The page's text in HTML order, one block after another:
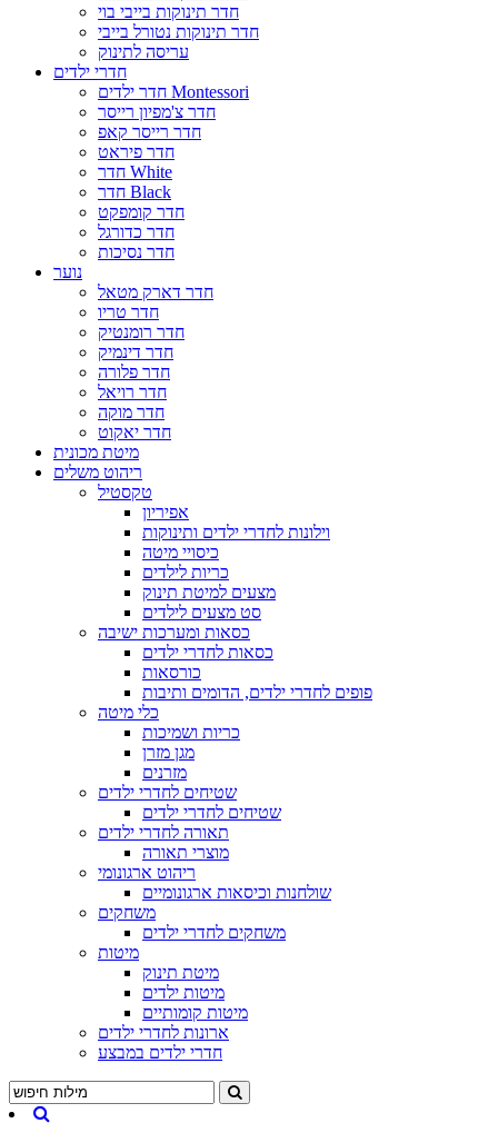
חדר תינוקות בייבי בוי
חדר תינוקות נטורל בייבי
עריסה לתינוק
חדרי ילדים
חדר ילדים Montessori
חדר צ'מפיון רייסר
חדר רייסר קאפ
חדר פיראט
חדר White
חדר Black
חדר קומפקט
חדר כדורגל
חדר נסיכות
נוער
חדר דארק מטאל
חדר טריו
חדר רומנטיק
חדר דינמיק
חדר פלורה
חדר רויאל
חדר מוקה
חדר יאקוט
מיטת מכונית
ריהוט משלים
טקסטיל
אפיריון
וילונות לחדרי ילדים ותינוקות
כיסויי מיטה
כריות לילדים
מצעים למיטת תינוק
סט מצעים לילדים
כסאות ומערכות ישיבה
כסאות לחדרי ילדים
כורסאות
פופים לחדרי ילדים, הדומים ותיבות
כלי מיטה
כריות ושמיכות
מגן מזרן
מזרנים
שטיחים לחדרי ילדים
שטיחים לחדרי ילדים
תאורה לחדרי ילדים
מוצרי תאורה
ריהוט ארגונומי
שולחנות וכיסאות ארגונומיים
משחקים
משחקים לחדרי ילדים
מיטות
מיטת תינוק
מיטות ילדים
מיטות קומותיים
ארונות לחדרי ילדים
חדרי ילדים במבצע